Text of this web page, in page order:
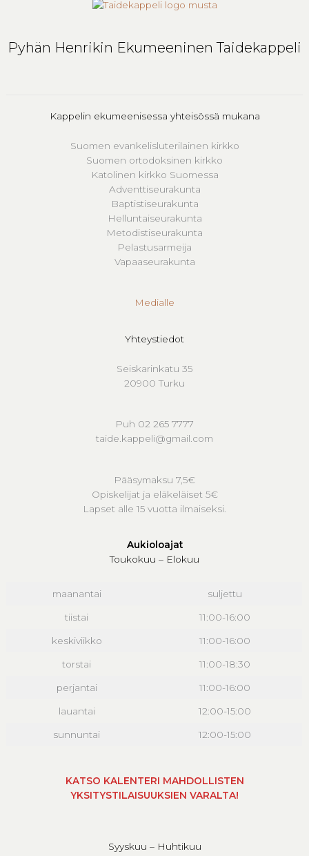
Pyhän Henrikin Ekumeeninen Taidekappeli
Kappelin ekumeenisessa yhteisössä mukana
Suomen evankelisluterilainen kirkko
Suomen ortodoksinen kirkko
Katolinen kirkko Suomessa
Adventtiseurakunta
Baptistiseurakunta
Helluntaiseurakunta
Metodistiseurakunta
Pelastusarmeija
Vapaaseurakunta
Medialle
Yhteystiedot
Seiskarinkatu 35
20900 Turku
Puh 02 265 7777
taide.kappeli@gmail.com
Pääsymaksu 7,5€
Opiskelijat ja eläkeläiset 5€
Lapset alle 15 vuotta ilmaiseksi.
Aukioloajat
Toukokuu – Elokuu
maanantai suljettu
tiistai 11:00-16:00
keskiviikko 11:00-16:00
torstai 11:00-18:30
perjantai 11:00-16:00
lauantai 12:00-15:00
sunnuntai 12:00-15:00
KATSO KALENTERI MAHDOLLISTEN
YKSITYSTILAISUUKSIEN VARALTA!
Syyskuu – Huhtikuu